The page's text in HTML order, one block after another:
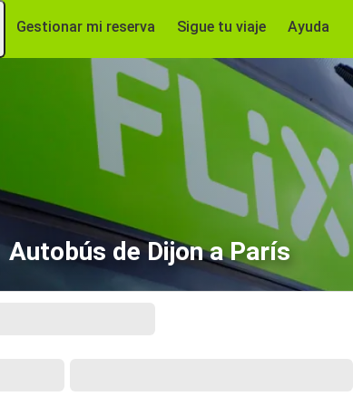
Gestionar mi reserva Sigue tu viaje Ayuda
Autobús de Dijon a París